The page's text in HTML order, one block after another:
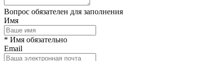
Вопрос обязателен для заполнения
Имя
* Имя обязательно
Email